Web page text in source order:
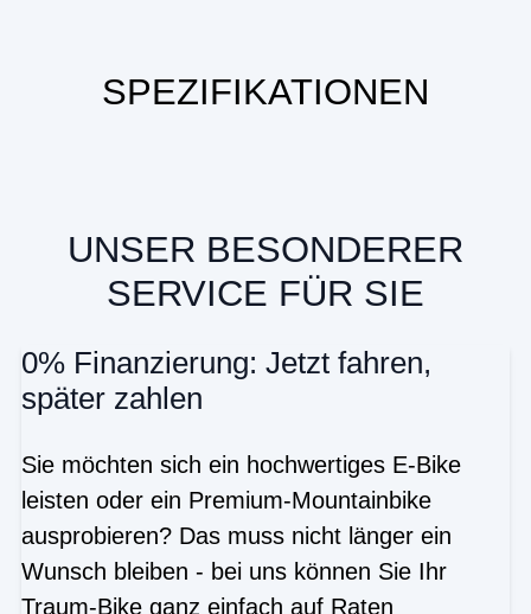
SPEZIFIKATIONEN
UNSER BESONDERER
SERVICE FÜR SIE
0% Finanzierung: Jetzt fahren,
später zahlen
Sie möchten sich ein hochwertiges E-Bike
leisten oder ein Premium-Mountainbike
ausprobieren? Das muss nicht länger ein
Wunsch bleiben - bei uns können Sie Ihr
Traum-Bike ganz einfach auf Raten